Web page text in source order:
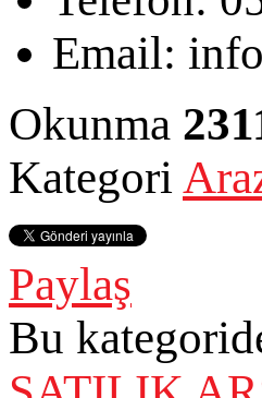
Email:
Okunma
Kategori
Paylaş
Bu